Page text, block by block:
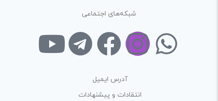
شبکه‌های اجتماعی
آدرس ایمیل
انتقادات و پیشنهادات